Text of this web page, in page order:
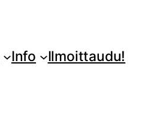
Info Ilmoittaudu!